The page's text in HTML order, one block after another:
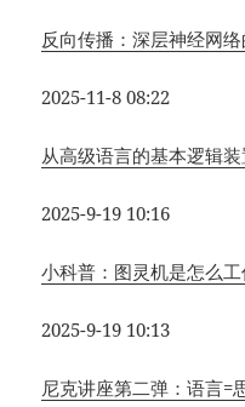
反向传播：深层神经网
2025-11-8 08:22
从高级语言的基本逻辑
2025-9-19 10:16
小科普：图灵机是怎么工
2025-9-19 10:13
尼克讲座第二弹：语言=